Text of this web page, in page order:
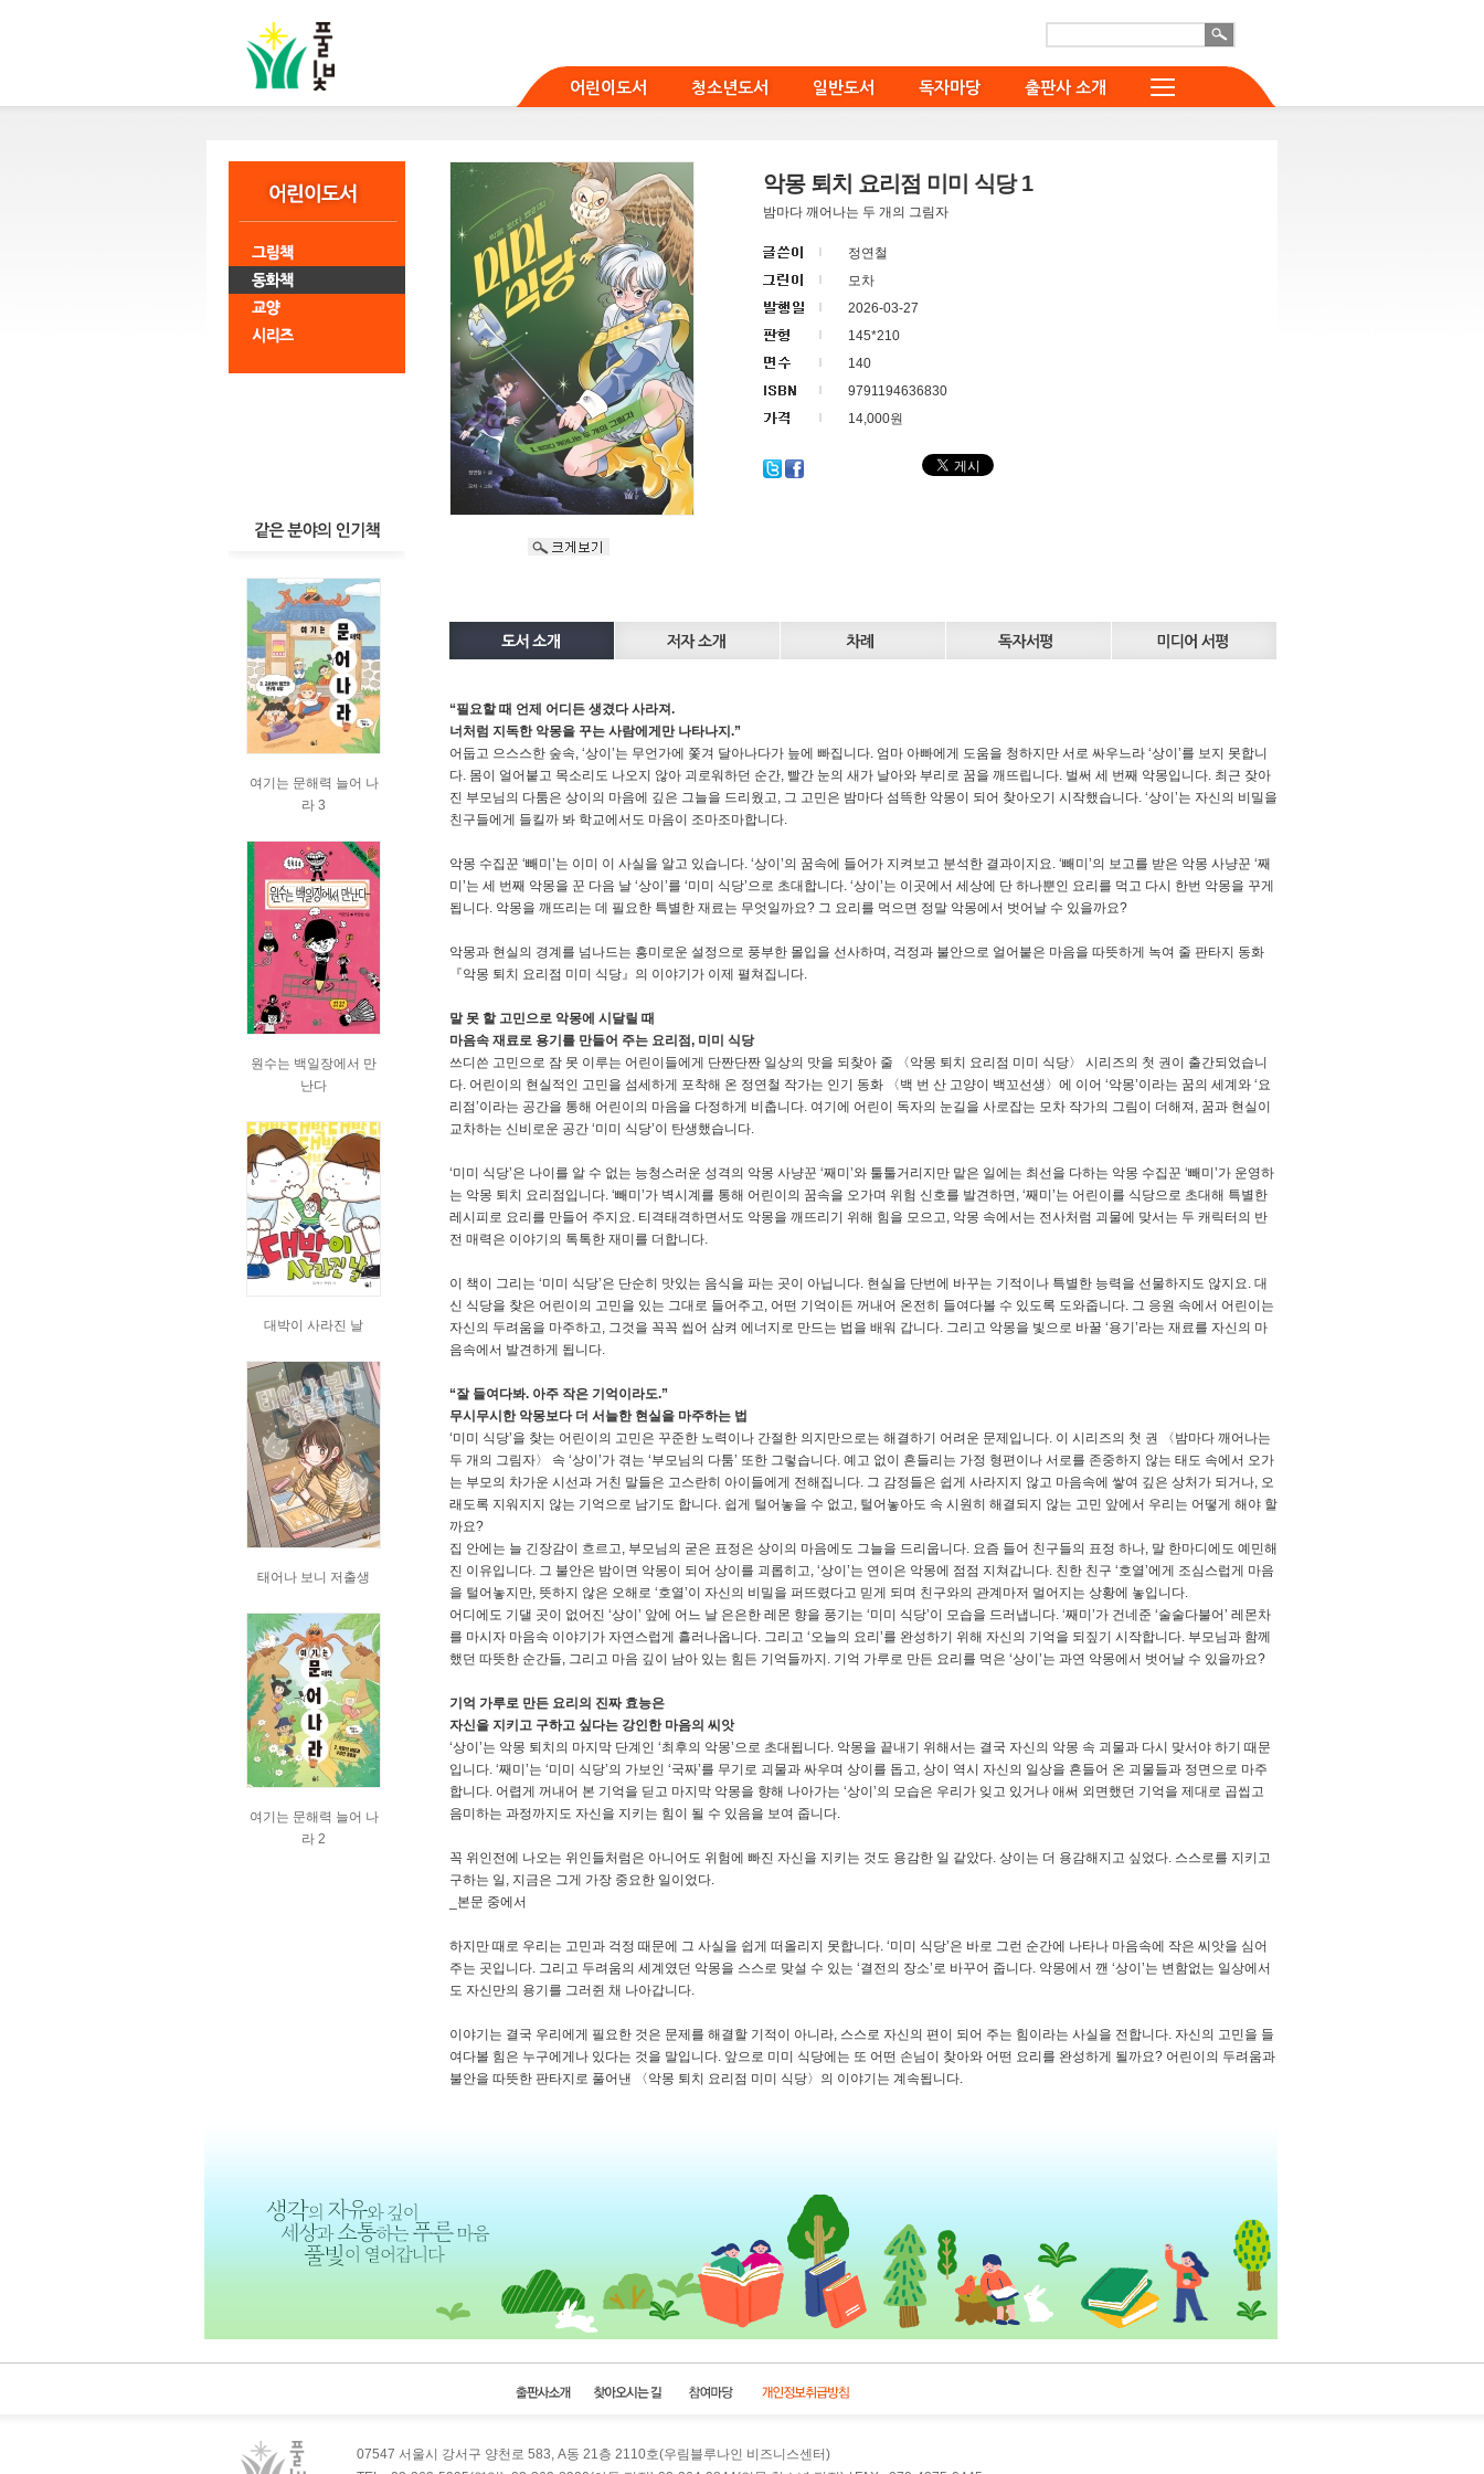
어린이도서 청소년도서 일반도서 독자마당 출판사 소개
여기는 문해력 늘어 나
라 3
원수는 백일장에서 만
난다
대박이 사라진 날
태어나 보니 저출생
여기는 문해력 늘어 나
라 2
악몽 퇴치 요리점 미미 식당 1
밤마다 깨어나는 두 개의 그림자
정연철
모차
2026-03-27
145*210
140
9791194636830
14,000원
“필요할 때 언제 어디든 생겼다 사라져.
너처럼 지독한 악몽을 꾸는 사람에게만 나타나지.”
어둡고 으스스한 숲속, ‘상이’는 무언가에 쫓겨 달아나다가 늪에 빠집니다. 엄마 아빠에게 도움을 청하지만 서로 싸우느라 ‘상이’를 보지 못합니
다. 몸이 얼어붙고 목소리도 나오지 않아 괴로워하던 순간, 빨간 눈의 새가 날아와 부리로 꿈을 깨뜨립니다. 벌써 세 번째 악몽입니다. 최근 잦아
진 부모님의 다툼은 상이의 마음에 깊은 그늘을 드리웠고, 그 고민은 밤마다 섬뜩한 악몽이 되어 찾아오기 시작했습니다. ‘상이’는 자신의 비밀을
친구들에게 들킬까 봐 학교에서도 마음이 조마조마합니다.
악몽 수집꾼 ‘빼미’는 이미 이 사실을 알고 있습니다. ‘상이’의 꿈속에 들어가 지켜보고 분석한 결과이지요. ‘빼미’의 보고를 받은 악몽 사냥꾼 ‘째
미’는 세 번째 악몽을 꾼 다음 날 ‘상이’를 ‘미미 식당’으로 초대합니다. ‘상이’는 이곳에서 세상에 단 하나뿐인 요리를 먹고 다시 한번 악몽을 꾸게
됩니다. 악몽을 깨뜨리는 데 필요한 특별한 재료는 무엇일까요? 그 요리를 먹으면 정말 악몽에서 벗어날 수 있을까요?
악몽과 현실의 경계를 넘나드는 흥미로운 설정으로 풍부한 몰입을 선사하며, 걱정과 불안으로 얼어붙은 마음을 따뜻하게 녹여 줄 판타지 동화
『악몽 퇴치 요리점 미미 식당』의 이야기가 이제 펼쳐집니다.
말 못 할 고민으로 악몽에 시달릴 때
마음속 재료로 용기를 만들어 주는 요리점, 미미 식당
쓰디쓴 고민으로 잠 못 이루는 어린이들에게 단짠단짠 일상의 맛을 되찾아 줄 〈악몽 퇴치 요리점 미미 식당〉 시리즈의 첫 권이 출간되었습니
다. 어린이의 현실적인 고민을 섬세하게 포착해 온 정연철 작가는 인기 동화 〈백 번 산 고양이 백꼬선생〉에 이어 ‘악몽’이라는 꿈의 세계와 ‘요
리점’이라는 공간을 통해 어린이의 마음을 다정하게 비춥니다. 여기에 어린이 독자의 눈길을 사로잡는 모차 작가의 그림이 더해져, 꿈과 현실이
교차하는 신비로운 공간 ‘미미 식당’이 탄생했습니다.
‘미미 식당’은 나이를 알 수 없는 능청스러운 성격의 악몽 사냥꾼 ‘째미’와 툴툴거리지만 맡은 일에는 최선을 다하는 악몽 수집꾼 ‘빼미’가 운영하
는 악몽 퇴치 요리점입니다. ‘빼미’가 벽시계를 통해 어린이의 꿈속을 오가며 위험 신호를 발견하면, ‘째미’는 어린이를 식당으로 초대해 특별한
레시피로 요리를 만들어 주지요. 티격태격하면서도 악몽을 깨뜨리기 위해 힘을 모으고, 악몽 속에서는 전사처럼 괴물에 맞서는 두 캐릭터의 반
전 매력은 이야기의 톡톡한 재미를 더합니다.
이 책이 그리는 ‘미미 식당’은 단순히 맛있는 음식을 파는 곳이 아닙니다. 현실을 단번에 바꾸는 기적이나 특별한 능력을 선물하지도 않지요. 대
신 식당을 찾은 어린이의 고민을 있는 그대로 들어주고, 어떤 기억이든 꺼내어 온전히 들여다볼 수 있도록 도와줍니다. 그 응원 속에서 어린이는
자신의 두려움을 마주하고, 그것을 꼭꼭 씹어 삼켜 에너지로 만드는 법을 배워 갑니다. 그리고 악몽을 빛으로 바꿀 ‘용기’라는 재료를 자신의 마
음속에서 발견하게 됩니다.
“잘 들여다봐. 아주 작은 기억이라도.”
무시무시한 악몽보다 더 서늘한 현실을 마주하는 법
‘미미 식당’을 찾는 어린이의 고민은 꾸준한 노력이나 간절한 의지만으로는 해결하기 어려운 문제입니다. 이 시리즈의 첫 권 〈밤마다 깨어나는
두 개의 그림자〉 속 ‘상이’가 겪는 ‘부모님의 다툼’ 또한 그렇습니다. 예고 없이 흔들리는 가정 형편이나 서로를 존중하지 않는 태도 속에서 오가
는 부모의 차가운 시선과 거친 말들은 고스란히 아이들에게 전해집니다. 그 감정들은 쉽게 사라지지 않고 마음속에 쌓여 깊은 상처가 되거나, 오
래도록 지워지지 않는 기억으로 남기도 합니다. 쉽게 털어놓을 수 없고, 털어놓아도 속 시원히 해결되지 않는 고민 앞에서 우리는 어떻게 해야 할
까요?
집 안에는 늘 긴장감이 흐르고, 부모님의 굳은 표정은 상이의 마음에도 그늘을 드리웁니다. 요즘 들어 친구들의 표정 하나, 말 한마디에도 예민해
진 이유입니다. 그 불안은 밤이면 악몽이 되어 상이를 괴롭히고, ‘상이’는 연이은 악몽에 점점 지쳐갑니다. 친한 친구 ‘호열’에게 조심스럽게 마음
을 털어놓지만, 뜻하지 않은 오해로 ‘호열’이 자신의 비밀을 퍼뜨렸다고 믿게 되며 친구와의 관계마저 멀어지는 상황에 놓입니다.
어디에도 기댈 곳이 없어진 ‘상이’ 앞에 어느 날 은은한 레몬 향을 풍기는 ‘미미 식당’이 모습을 드러냅니다. ‘째미’가 건네준 ‘술술다불어’ 레몬차
를 마시자 마음속 이야기가 자연스럽게 흘러나옵니다. 그리고 ‘오늘의 요리’를 완성하기 위해 자신의 기억을 되짚기 시작합니다. 부모님과 함께
했던 따뜻한 순간들, 그리고 마음 깊이 남아 있는 힘든 기억들까지. 기억 가루로 만든 요리를 먹은 ‘상이’는 과연 악몽에서 벗어날 수 있을까요?
기억 가루로 만든 요리의 진짜 효능은
자신을 지키고 구하고 싶다는 강인한 마음의 씨앗
‘상이’는 악몽 퇴치의 마지막 단계인 ‘최후의 악몽’으로 초대됩니다. 악몽을 끝내기 위해서는 결국 자신의 악몽 속 괴물과 다시 맞서야 하기 때문
입니다. ‘째미’는 ‘미미 식당’의 가보인 ‘국짜’를 무기로 괴물과 싸우며 상이를 돕고, 상이 역시 자신의 일상을 흔들어 온 괴물들과 정면으로 마주
합니다. 어렵게 꺼내어 본 기억을 딛고 마지막 악몽을 향해 나아가는 ‘상이’의 모습은 우리가 잊고 있거나 애써 외면했던 기억을 제대로 곱씹고
음미하는 과정까지도 자신을 지키는 힘이 될 수 있음을 보여 줍니다.
꼭 위인전에 나오는 위인들처럼은 아니어도 위험에 빠진 자신을 지키는 것도 용감한 일 같았다. 상이는 더 용감해지고 싶었다. 스스로를 지키고
구하는 일, 지금은 그게 가장 중요한 일이었다.
_본문 중에서
하지만 때로 우리는 고민과 걱정 때문에 그 사실을 쉽게 떠올리지 못합니다. ‘미미 식당’은 바로 그런 순간에 나타나 마음속에 작은 씨앗을 심어
주는 곳입니다. 그리고 두려움의 세계였던 악몽을 스스로 맞설 수 있는 ‘결전의 장소’로 바꾸어 줍니다. 악몽에서 깬 ‘상이’는 변함없는 일상에서
도 자신만의 용기를 그러쥔 채 나아갑니다.
이야기는 결국 우리에게 필요한 것은 문제를 해결할 기적이 아니라, 스스로 자신의 편이 되어 주는 힘이라는 사실을 전합니다. 자신의 고민을 들
여다볼 힘은 누구에게나 있다는 것을 말입니다. 앞으로 미미 식당에는 또 어떤 손님이 찾아와 어떤 요리를 완성하게 될까요? 어린이의 두려움과
불안을 따뜻한 판타지로 풀어낸 〈악몽 퇴치 요리점 미미 식당〉의 이야기는 계속됩니다.
07547 서울시 강서구 양천로 583, A동 21층 2110호(우림블루나인 비즈니스센터)